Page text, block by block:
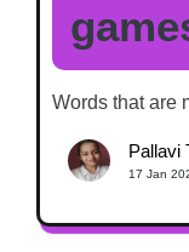
Words that are
Pallavi
17 Jan